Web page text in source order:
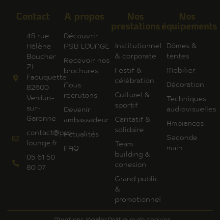
Contact
45 rue
Hélène
Boucher
ZI
Faouquette
82600
Verdun-
sur-
Garonne
contact@psb-
lounge.fr
05 61 50
80 07
A propos
Découvrir
PSB LOUNGE
Recevoir nos
brochures
Nous
recrutons
Devenir
ambassadeur
Actualités
FAQ
Nos
prestations
Institutionnel
& corporate
Festif &
célébration
Culturel &
sportif
Caritatif &
solidaire
Team
building &
cohesion
Grand public
&
promotionnel
Nos
équipements
Dômes &
tentes
Mobilier
Décoration
Techniques
audiovisuelles
Ambiances
Seconde
main